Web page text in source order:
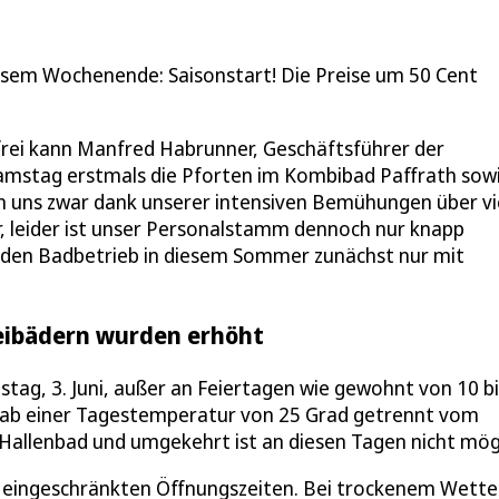
Wochenende: Saisonstart! Die Preise um 50 Cent
kann Manfred Habrunner, Geschäftsführer der
erstmals die Pforten im Kombibad Paffrath
zwar dank unserer intensiven Bemühungen über
ist unser Personalstamm dennoch nur knapp
Badbetrieb in diesem Sommer zunächst nur mit
wurden erhöht
3. Juni, außer an Feiertagen wie gewohnt von 10
einer Tagestemperatur von 25 Grad getrennt vom
und umgekehrt ist an diesen Tagen nicht
Öffnungszeiten. Bei trockenem